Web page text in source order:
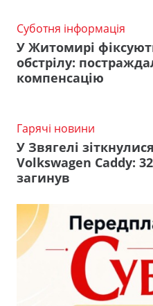
Суботня інформація
У Житомирі
обстрілу:
компенсацію
Гарячі новини
У Звягелі
Volkswagen Caddy:
загинув